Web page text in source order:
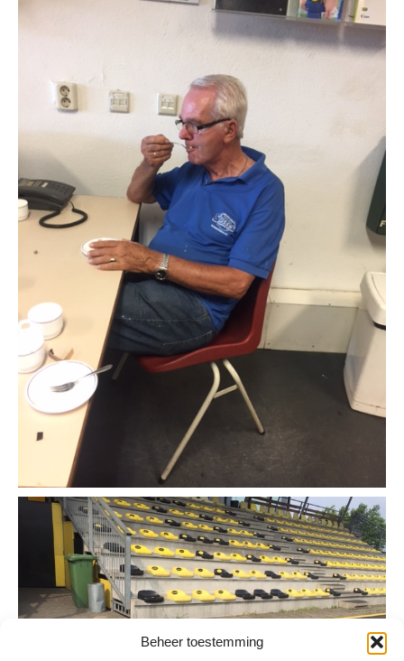
Beheer toestemming